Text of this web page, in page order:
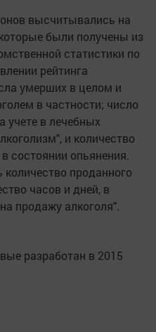
высчитывались на
были получены из
статистики по
рейтинга
умерших в целом и
в частности; число
учете в лечебных
и количество
состоянии опьянения.
проданного
часов и дней, в
продажу алкоголя".
разработан в 2015